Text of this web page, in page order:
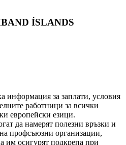
ÍSLANDS
информация за заплати, условия
работници за всички
европейски езици.
да намерят полезни връзки и
профсъюзни организации,
им осигурят подкрепа при